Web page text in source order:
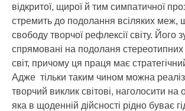
відкритої, щирої й тим симпатичної
стремить до подолання всіляких меж,
свободу творчої рефлексії світу. Його
спрямовані на подоланя
світ, причому ця праця має
Адже тільки таким чином можна
творчий виклик світові, наголосити на
яка в щоденній дійсності рідно буває